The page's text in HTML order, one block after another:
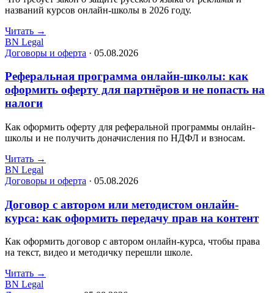
названий курсов онлайн-школы в 2026 году.
Читать →
BN Legal
Договоры и оферта · 05.08.2026
Реферальная программа онлайн-школы: как
оформить оферту для партнёров и не попасть на
налоги
Как оформить оферту для реферальной программы онлайн-
школы и не получить доначисления по НДФЛ и взносам.
Читать →
BN Legal
Договоры и оферта · 05.08.2026
Договор с автором или методистом онлайн-
курса: как оформить передачу прав на контент
Как оформить договор с автором онлайн-курса, чтобы права
на текст, видео и методичку перешли школе.
Читать →
BN Legal